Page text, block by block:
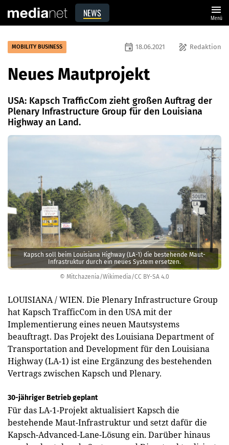
NEWS menu
Menü
© Mitchazenia/Wikimedia/CC BY-SA 4.0
Kapsch soll beim Louisiana Highway (LA-1) die bestehende Maut-
Infrastruktur durch ein neues System ersetzen.
MOBILITY BUSINESS draw Redaktion
event 18.06.2021
Neues Mautprojekt
USA: Kapsch TrafficCom zieht großen Auftrag der
Plenary Infrastructure Group für den Louisiana
Highway an Land.
LOUISIANA / WIEN. Die Plenary Infrastructure Group
hat Kapsch TrafficCom in den USA mit der
Implementierung eines neuen Mautsystems
beauftragt. Das Projekt des Louisiana Department of
Transportation and Development für den Louisiana
Highway (LA-1) ist eine Er­gänzung des bestehenden
Vertrags zwischen Kapsch und Plenary.
30-jähriger Betrieb geplant
Für das LA-1-Projekt aktualisiert Kapsch die
bestehende Maut-Infrastruktur und setzt dafür die
Kapsch-Advanced-Lane-Lösung ein. Darüber hinaus